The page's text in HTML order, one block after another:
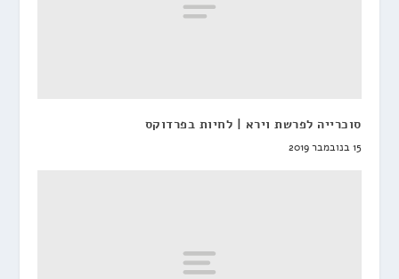
סוכרייה לפרשת וירא | לחיות בפרדוקס
15 בנובמבר 2019